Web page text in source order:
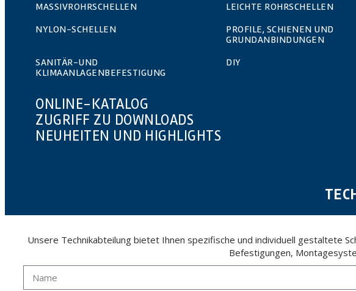
MASSIVROHRSCHELLEN
LEICHTE ROHRSCHELLEN
NYLON-SCHELLEN
PROFILE, SCHIENEN UND
GRUNDANBINDUNGEN
SANITÄR-UND
KLIMAANLAGENBEFESTIGUNG
DIY
ONLINE-KATALOG
ZUGRIFF ZU DOWNLOADS
NEUHEITEN UND HIGHLIGHTS
Unsere Technikabteilung bietet Ihnen spezifische und individuell gestaltete
Befestigungen,